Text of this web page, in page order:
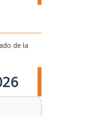
de la